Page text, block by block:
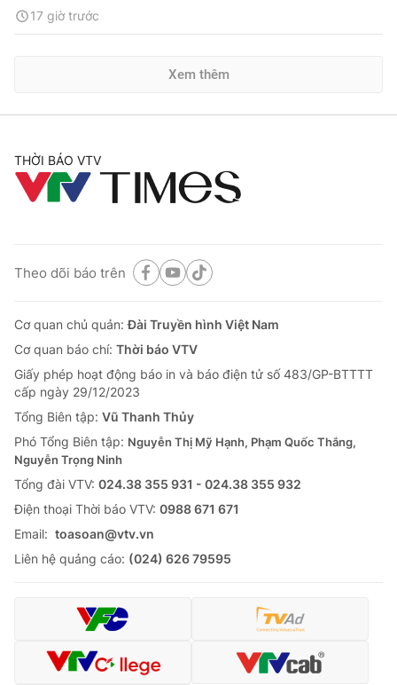
17 giờ trước
Xem thêm
THỜI BÁO VTV
Theo dõi báo trên
Cơ quan chủ quản:Đài Truyền hình Việt Nam
Cơ quan báo chí: Thời báo VTV
Giấy phép hoạt động báo in và báo điện tử số 483/GP-BTTTT
cấp ngày 29/12/2023
Tổng Biên tập: Vũ Thanh Thủy
Phó Tổng Biên tập: Nguyễn Thị Mỹ Hạnh, Phạm Quốc Thắng,
Nguyễn Trọng Ninh
Tổng đài VTV: 024.38 355 931 - 024.38 355 932
Ðiện thoại Thời báo VTV: 0988 671 671
Email: toasoan@vtv.vn
Liên hệ quảng cáo: (024) 626 79595